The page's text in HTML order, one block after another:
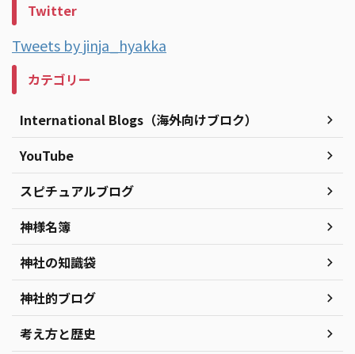
Twitter
Tweets by jinja_hyakka
カテゴリー
International Blogs（海外向けブロク）
YouTube
スピチュアルブログ
神様名簿
神社の知識袋
神社的ブログ
考え方と歴史